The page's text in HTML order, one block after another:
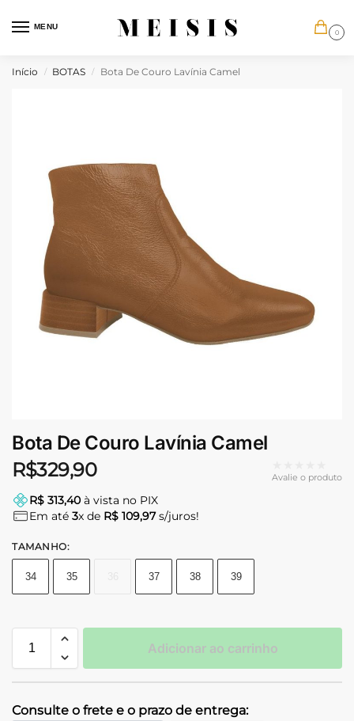
MENU
0
Início / BOTAS / Bota De Couro Lavínia Camel
Bota De Couro Lavínia Camel
R$329,90 Avalie o produto
R$ 313,40 à vista no PIX
Em até 3x de R$ 109,97s/juros!
TAMANHO:
34 35 37 38 39
Adicionar ao carrinho
Consulte o frete e o prazo de entrega: